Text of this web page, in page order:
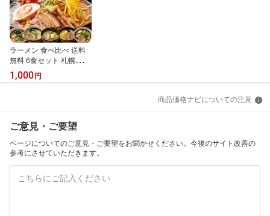
ラーメン 食べ比べ 送料
無料 6食セット 札幌生麺
生ラーメン お取り寄せ
しょう油 醤油 みそ 味噌
札幌みやげ 美味しいラー
メン 北海道グルメ
1,000 円
商品価格ナビについての注意
ご意見・ご要望
ページについてのご意見・ご要望をお聞かせください。今後のサイト改善の
参考にさせていただきます。